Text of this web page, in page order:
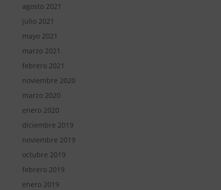
agosto 2021
julio 2021
mayo 2021
marzo 2021
febrero 2021
noviembre 2020
marzo 2020
enero 2020
diciembre 2019
noviembre 2019
octubre 2019
febrero 2019
enero 2019